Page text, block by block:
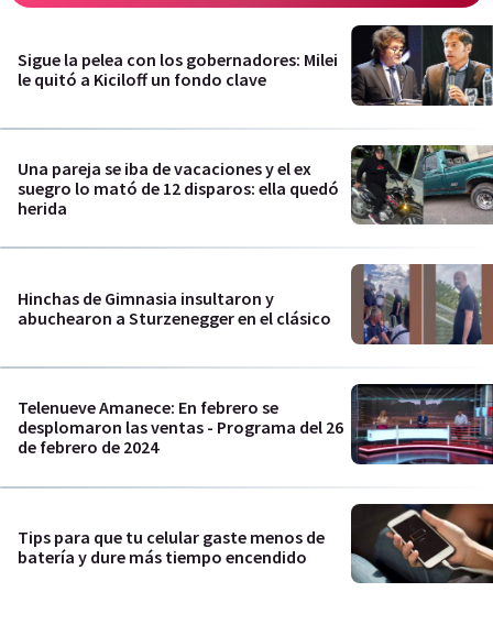
Sigue la pelea con los gobernadores: Milei
le quitó a Kiciloff un fondo clave
Una pareja se iba de vacaciones y el ex
suegro lo mató de 12 disparos: ella quedó
herida
Hinchas de Gimnasia insultaron y
abuchearon a Sturzenegger en el clásico
Telenueve Amanece: En febrero se
desplomaron las ventas - Programa del 26
de febrero de 2024
Tips para que tu celular gaste menos de
batería y dure más tiempo encendido